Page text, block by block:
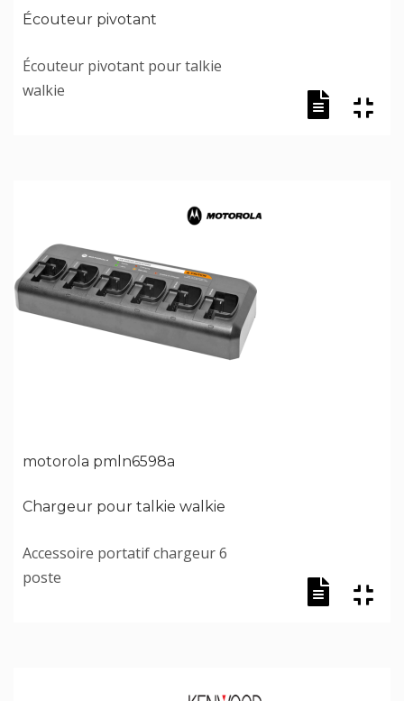
Écouteur pivotant
Écouteur pivotant pour talkie
walkie
motorola pmln6598a
Chargeur pour talkie walkie
Accessoire portatif chargeur 6
poste